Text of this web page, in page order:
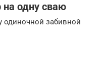
на одну сваю
одиночной забивной